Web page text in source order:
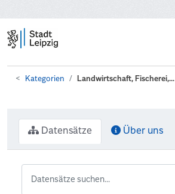
Kategorien Landwirtschaft, Fischerei,...
Datensätze Über uns